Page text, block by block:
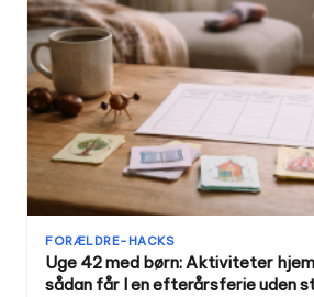
FORÆLDRE-HACKS
Uge 42 med børn: Aktiviteter
sådan får I en efterårsferie uden